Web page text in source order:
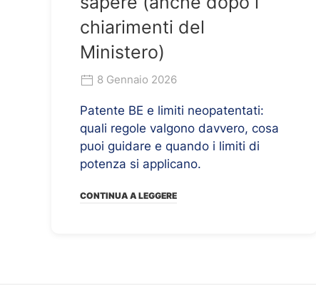
chiarimenti del
Ministero)
8 Gennaio 2026
Patente BE e limiti neopatentati:
quali regole valgono davvero, cosa
puoi guidare e quando i limiti di
potenza si applicano.
CONTINUA A LEGGERE